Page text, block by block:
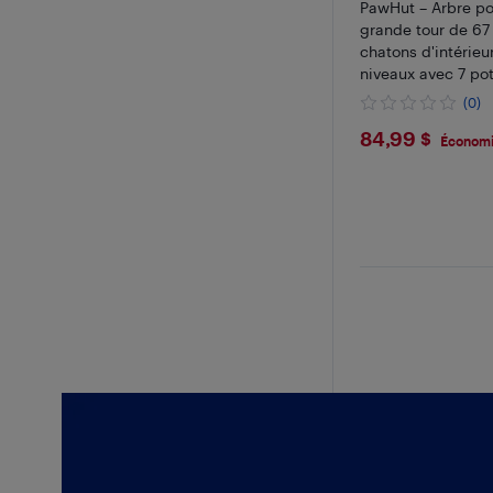
PawHut – Arbre
grande tour de
chatons
niveaux avec 7
tunnel, 2
Rampe,
(0)
$84.99
84,99 $